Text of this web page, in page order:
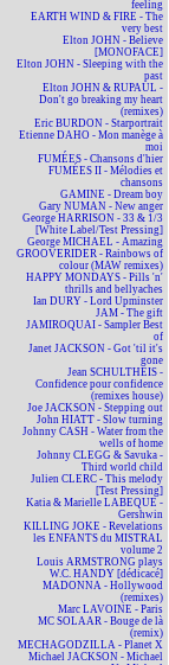
feeling
EARTH WIND & FIRE - The
very best
Elton JOHN - Believe
[MONOFACE]
Elton JOHN - Sleeping with the
past
Elton JOHN & RUPAUL -
Don't go breaking my heart
(remixes)
Eric BURDON - Starportrait
Etienne DAHO - Mon manège à
moi
FUMÉES - Chansons d'hier
FUMÉES II - Mélodies et
chansons
GAMINE - Dream boy
Gary NUMAN - New anger
George HARRISON - 33 & 1/3
[White Label/Test Pressing]
George MICHAEL - Amazing
GROOVERIDER - Rainbows of
colour (MAW remixes)
HAPPY MONDAYS - Pills 'n'
thrills and bellyaches
Ian DURY - Lord Upminster
JAM - The gift
JAMIROQUAI - Sampler Best
of
Janet JACKSON - Got 'til it's
gone
Jean SCHULTHEIS -
Confidence pour confidence
(remixes house)
Joe JACKSON - Stepping out
John HIATT - Slow turning
Johnny CASH - Water from the
wells of home
Johnny CLEGG & Savuka -
Third world child
Julien CLERC - This melody
[Test Pressing]
Katia & Marielle LABEQUE -
Gershwin
KILLING JOKE - Revelations
les ENFANTS du MISTRAL
volume 2
Louis ARMSTRONG plays
W.C. HANDY [dédicacé]
MADONNA - Hollywood
(remixes)
Marc LAVOINE - Paris
MC SOLAAR - Bouge de là
(remix)
MECHAGODZILLA - Planet X
Michael JACKSON - Michael